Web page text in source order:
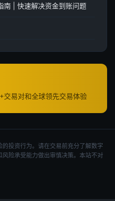
南 | 快速解决资金到账问题
易对和全球领先交易体验
投资行为。请在交易前充分了解数字
险承受能力做出审慎决策。本站不对